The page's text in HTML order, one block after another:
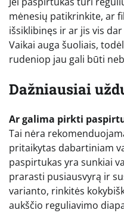
mėnesių patikrinkite, ar
išsiklibinęs ir ar jis vis
Vaikai auga šuoliais,
rudeniop jau gali būti
Dažniausiai
Ar galima pirkti
Tai nėra
pritaikytas dabartiniam
paspirtukas yra sunkiai
prarasti pusiausvyrą ir
varianto, rinkitės
aukščio reguliavimo